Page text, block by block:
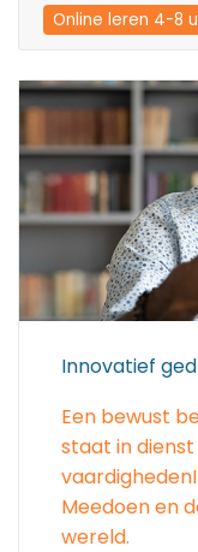
Online leren 4-8
Innovatief
Een bewust
staat in
Meedoen en
wereld.